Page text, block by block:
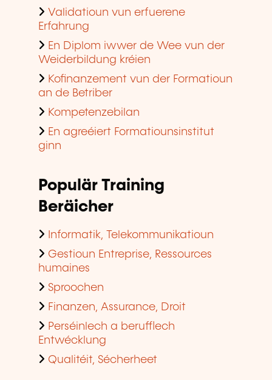
Validatioun vun erfuerene
Erfahrung
En Diplom iwwer de Wee vun der
Weiderbildung kréien
Kofinanzement vun der Formatioun
an de Betriber
Kompetenzebilan
En agreéiert Formatiounsinstitut
ginn
Populär Training
Beräicher
Informatik, Telekommunikatioun
Gestioun Entreprise, Ressources
humaines
Sproochen
Finanzen, Assurance, Droit
Perséinlech a berufflech
Entwécklung
Qualitéit, Sécherheet